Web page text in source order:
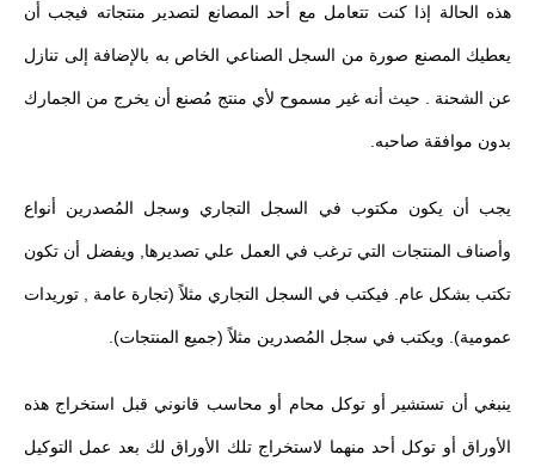
هذه الحالة إذا كنت تتعامل مع أحد المصانع لتصدير منتجاته فيجب أن
يعطيك المصنع صورة من السجل الصناعي الخاص به بالإضافة إلى تنازل
عن الشحنة . حيث أنه غير مسموح لأي منتج مُصنع أن يخرج من الجمارك
بدون موافقة صاحبه.
يجب أن يكون مكتوب في السجل التجاري وسجل المُصدرين أنواع
وأصناف المنتجات التي ترغب في العمل علي تصديرها, ويفضل أن تكون
تكتب بشكل عام. فيكتب في السجل التجاري مثلاً (تجارة عامة , توريدات
عمومية). ويكتب في سجل المُصدرين مثلاً (جميع المنتجات).
ينبغي أن تستشير أو توكل محام أو محاسب قانوني قبل استخراج هذه
الأوراق أو توكل أحد منهما لاستخراج تلك الأوراق لك بعد عمل التوكيل